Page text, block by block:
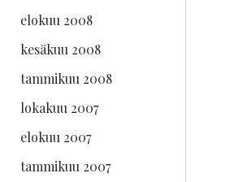
elokuu 2008
kesäkuu 2008
tammikuu 2008
lokakuu 2007
elokuu 2007
tammikuu 2007